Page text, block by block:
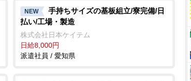
NEW
手持ちサイズの基板組立/寮完備/日
払い/工場・製造
株式会社日本ケイテム
日給8,000円
派遣社員 / 愛知県